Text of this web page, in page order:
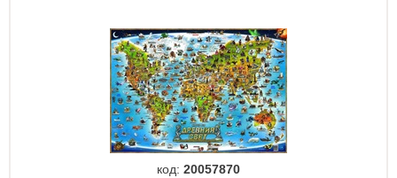
код: 20057870